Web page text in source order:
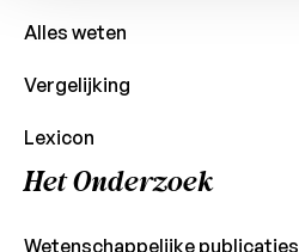
Alles weten
Vergelijking
Lexicon
Het Onderzoek
Wetenschappelijke publicaties